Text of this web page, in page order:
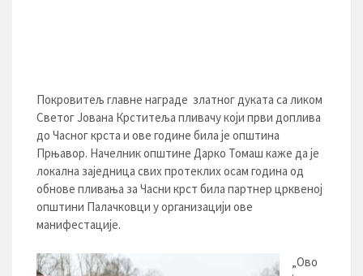
Покровитељ главне награде златног дуката са ликом
Светог Јована Крститеља пливачу који први доплива
до Часног крста и ове године била је општина
Прњавор. Начелник општине Дарко Томаш каже да је
локална заједница свих протеклих осам година од
обнове пливања за Часни крст била партнер црквеној
општини Палачковци у организацији ове
манифестације.
„Ово